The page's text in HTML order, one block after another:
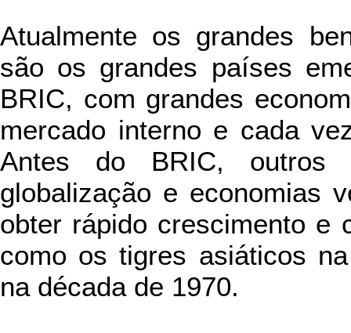
Atualmente os grandes
são os grandes países
BRIC, com grandes
mercado interno e cada
Antes do BRIC, outros
globalização e economias
obter rápido crescimento e
como os tigres asiáticos
na década de 1970.